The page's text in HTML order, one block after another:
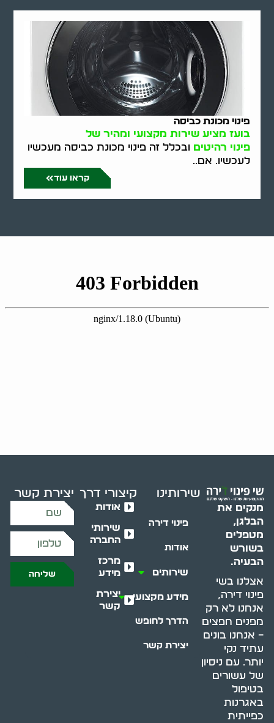
פינוי מכונת כביסה
בועז מציע שירות מקצועי ומהיר של
פינוי רהיטים ובכלל זה פינוי מכונת כביסה מעכשיו
לעכשיו. אם..
קראו עוד
מנקים את
הבלגן,
מטפלים
בשורש
הבעיה.
אצלנו בשי
פינוי דירה,
אנחנו לא רק
מפנים חפצים
– אנחנו בונים
עתיד נקי
יותר. עם ניסיון
של עשורים
בטיפול
באגרנות
כפייתית
שירותינו
פינוי דירה
אודות
שירותים
מידע מקצועי
הדרך לחופש
יצירת קשר
קיצורי דרך
אודות
שירותי
החברה
מרכז
מידע
יצירת
קשר
יצירת קשר
שליחה